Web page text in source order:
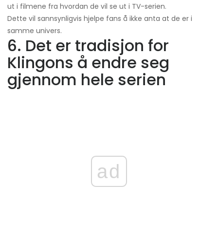
ut i filmene fra hvordan de vil se ut i TV-serien.
Dette vil sannsynligvis hjelpe fans å ikke anta at de er i
samme univers.
6. Det er tradisjon for
Klingons å endre seg
gjennom hele serien
ad